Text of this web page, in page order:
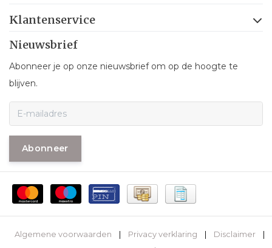
Klantenservice
Nieuwsbrief
Abonneer je op onze nieuwsbrief om op de hoogte te
blijven.
Abonneer
Algemene voorwaarden Privacy verklaring Disclaimer